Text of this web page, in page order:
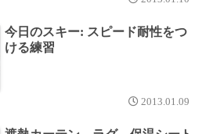
今日のスキー: スピード耐性をつ
ける練習
2013.01.09